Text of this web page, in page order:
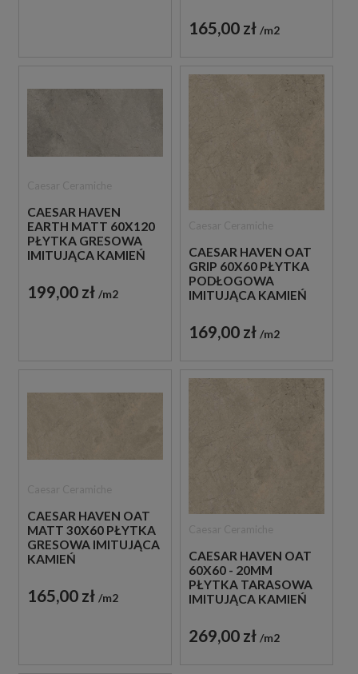
165,00 zł m2
CAESAR HAVEN
EARTH MATT 60X120
PŁYTKA GRESOWA
IMITUJĄCA KAMIEŃ
199,00 zł m2
CAESAR HAVEN OAT
GRIP 60X60 PŁYTKA
PODŁOGOWA
IMITUJĄCA KAMIEŃ
169,00 zł m2
CAESAR HAVEN OAT
MATT 30X60 PŁYTKA
GRESOWA IMITUJĄCA
KAMIEŃ
165,00 zł m2
CAESAR HAVEN OAT
60X60 - 20MM
PŁYTKA TARASOWA
IMITUJĄCA KAMIEŃ
269,00 zł m2